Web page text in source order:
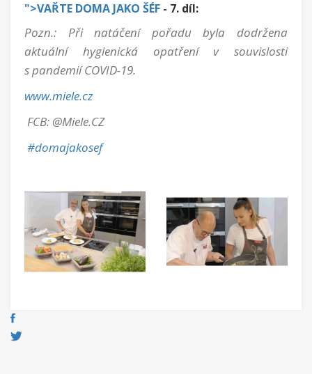
">VAŘTE DOMA JAKO ŠÉF - 7. díl:
Pozn.: Při natáčení pořadu byla dodržena
aktuální hygienická opatření v souvislosti
s pandemií COVID-19.
www.miele.cz
FCB: @Miele.CZ
#domajakosef